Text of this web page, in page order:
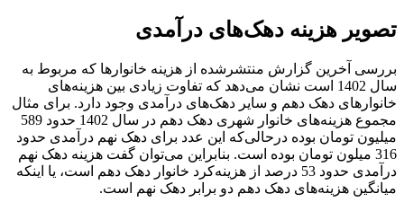
تصویر هزینه دهک‌های درآمدی
بررسی آخرین گزارش منتشرشده از هزینه خانوارها که مربوط به
سال 1402 است نشان می‌دهد که تفاوت زیادی بین هزینه‌های
خانوارهای دهک دهم و سایر دهک‌های درآمدی وجود دارد. برای مثال
مجموع هزینه‌های خانوار شهری دهک دهم در سال 1402 حدود 589
میلیون تومان بوده درحالی‌که این عدد برای دهک نهم درآمدی حدود
316 میلون تومان بوده است. بنابراین می‌توان گفت هزینه دهک نهم
درآمدی حدود 53 درصد از هزینه‌کرد خانوار دهک دهم است، یا اینکه
میانگین هزینه‌های دهک دهم دو برابر دهک نهم است.